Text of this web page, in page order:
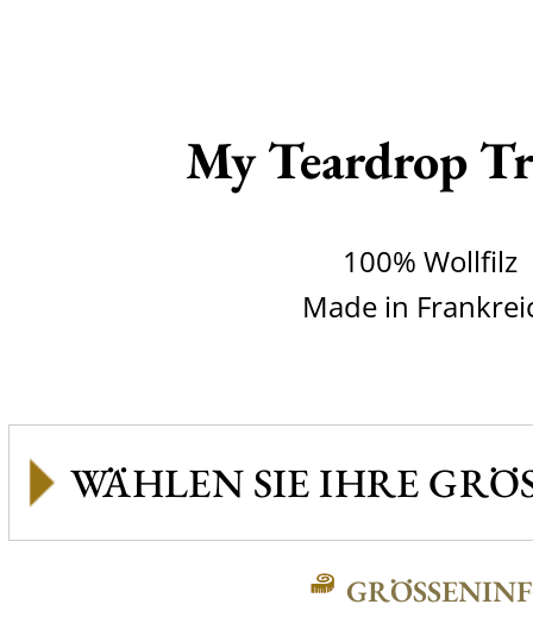
My Teardrop
100% Wollfilz
Made in
GRÖSSENINFO